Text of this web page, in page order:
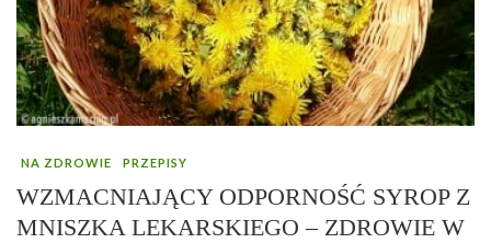
NA ZDROWIE PRZEPISY
WZMACNIAJĄCY ODPORNOŚĆ SYROP Z
MNISZKA LEKARSKIEGO – ZDROWIE W